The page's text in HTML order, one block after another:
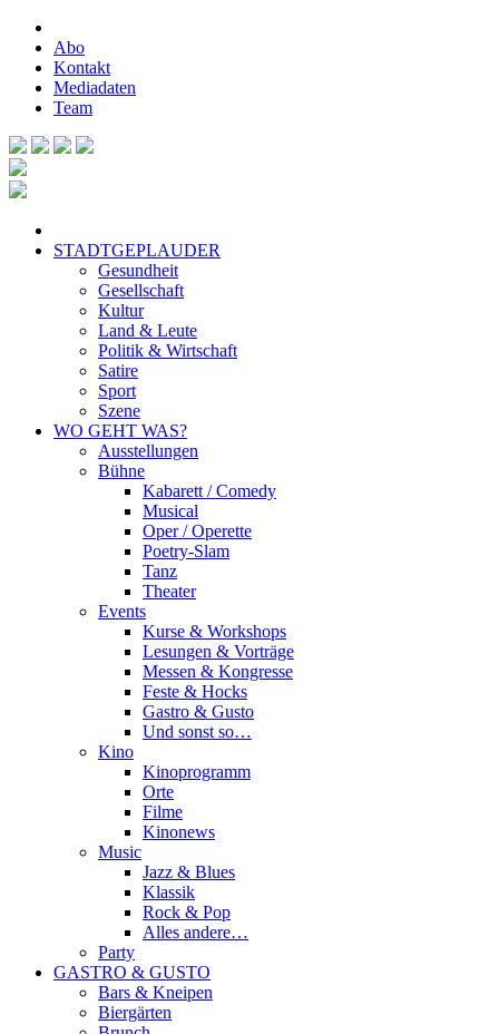
Abo
Kontakt
Mediadaten
Team
STADTGEPLAUDER
Gesundheit
Gesellschaft
Kultur
Land & Leute
Politik & Wirtschaft
Satire
Sport
Szene
WO GEHT WAS?
Ausstellungen
Bühne
Kabarett / Comedy
Musical
Oper / Operette
Poetry-Slam
Tanz
Theater
Events
Kurse & Workshops
Lesungen & Vorträge
Messen & Kongresse
Feste & Hocks
Gastro & Gusto
Und sonst so…
Kino
Kinoprogramm
Orte
Filme
Kinonews
Music
Jazz & Blues
Klassik
Rock & Pop
Alles andere…
Party
GASTRO & GUSTO
Bars & Kneipen
Biergärten